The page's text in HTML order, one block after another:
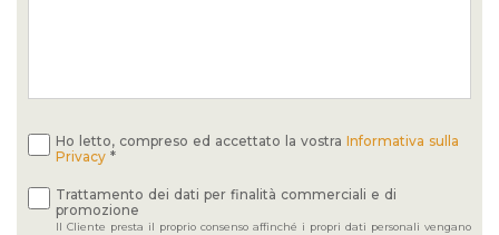
Ho letto, compreso ed accettato la vostra Informativa sulla
Privacy *
Trattamento dei dati per finalità commerciali e di
promozione
Il Cliente presta il proprio consenso affinché i propri dati personali vengano